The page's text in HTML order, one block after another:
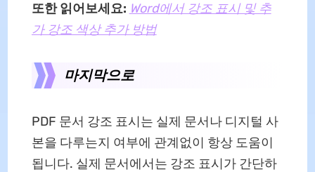
또한 읽어보세요: Word에서 강조 표시 및 추
가 강조 색상 추가 방법
마지막으로
PDF 문서 강조 표시는 실제 문서나 디지털 사
본을 다루는지 여부에 관계없이 항상 도움이
됩니다. 실제 문서에서는 강조 표시가 간단하